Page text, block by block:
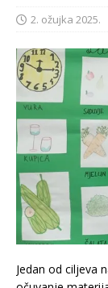
2. ožujka 2025.
Jedan od ciljeva